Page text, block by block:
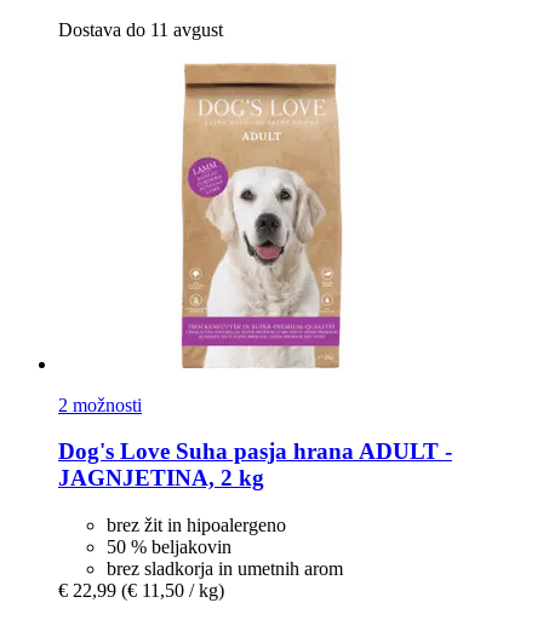
Dostava do 11 avgust
2 možnosti
Dog's Love Suha pasja hrana ADULT -​
JAGNJETINA, 2 kg
brez žit in hipoalergeno
50 % beljakovin
brez sladkorja in umetnih arom
€ 22,99 (€ 11,50 / kg)